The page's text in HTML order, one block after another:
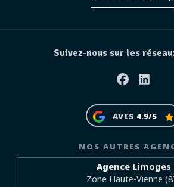
Suivez-nous sur les
FacebookLinkedin
AVIS 4.9/5
NOS AUTRES
Agence Limoges
Zone Haute-Vienne